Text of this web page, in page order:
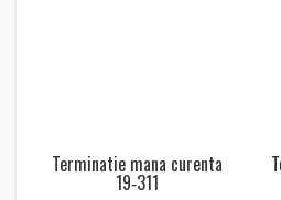
Terminatie mana curenta
19‑311